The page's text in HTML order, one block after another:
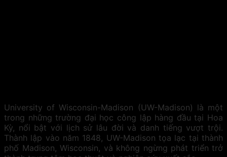
University of Wisconsin-Madison (UW-Madison) là một
trong những trường đại học công lập hàng đầu tại Hoa
Kỳ, nổi bật với lịch sử lâu đời và danh tiếng vượt trội.
Thành lập vào năm 1848, UW-Madison tọa lạc tại thành
phố Madison, Wisconsin, và không ngừng phát triển trở